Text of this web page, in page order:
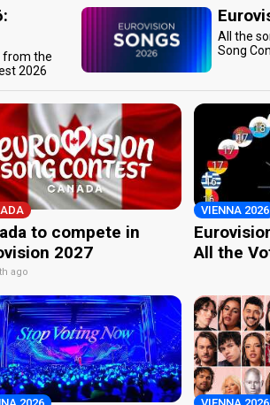
from the
2026
All the
Song
to compete in
2027
ago
VIENNA 2026
All the